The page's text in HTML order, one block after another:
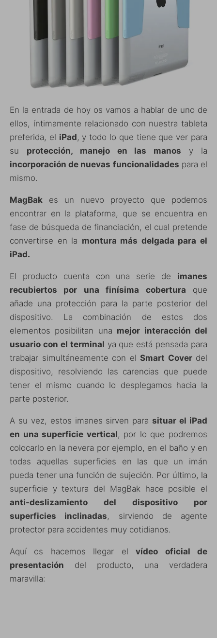
En la entrada de hoy os vamos a hablar de uno de
ellos, íntimamente relacionado con nuestra tableta
preferida, el iPad, y todo lo que tiene que ver para
su protección, manejo en las manos y la
incorporación de nuevas funcionalidades para el
mismo.
MagBak es un nuevo proyecto que podemos
encontrar en la plataforma, que se encuentra en
fase de búsqueda de financiación, el cual pretende
convertirse en la montura más delgada para el
iPad.
El producto cuenta con una serie de imanes
recubiertos por una finísima cobertura que
añade una protección para la parte posterior del
dispositivo. La combinación de estos dos
elementos posibilitan una mejor interacción del
usuario con el terminal ya que está pensada para
trabajar simultáneamente con el Smart Coverdel
dispositivo, resolviendo las carencias que puede
tener el mismo cuando lo desplegamos hacia la
parte posterior.
A su vez, estos imanes sirven para situar el iPad
en una superficie vertical, por lo que podremos
colocarlo en la nevera por ejemplo, en el baño y en
todas aquellas superficies en las que un imán
pueda tener una función de sujeción. Por último, la
superficie y textura del MagBak hace posible el
anti-deslizamiento del dispositivo por
superficies inclinadas, sirviendo de agente
protector para accidentes muy cotidianos.
Aquí os hacemos llegar elvídeo oficial de
presentación del producto, una verdadera
maravilla: